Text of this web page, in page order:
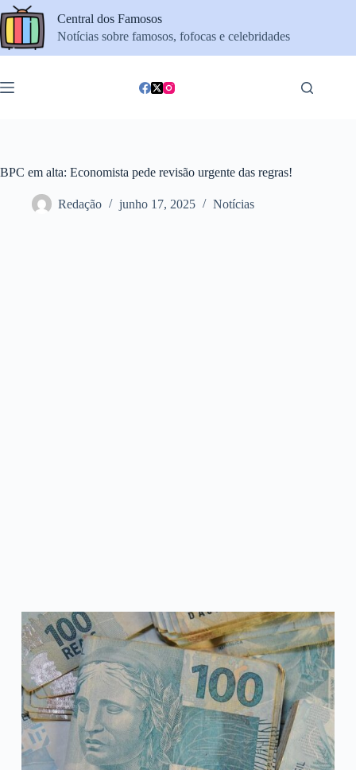
Pular
para
o
conteúdo
Central dos Famosos
Notícias sobre famosos, fofocas e celebridades
BPC em alta: Economista pede revisão urgente das regras!
Redação junho 17, 2025 Notícias